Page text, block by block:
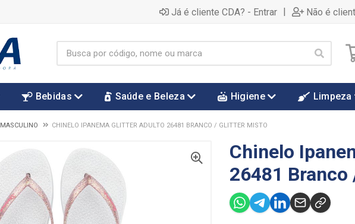
Já é cliente CDA? - Entrar | Não é
Bebidas Saúde e Beleza Higiene Limpeza
MASCULINO CHINELO IPANEMA GLITTER ADULTO 26481 BRANCO / GLITTER MISTO
Chinelo
26481